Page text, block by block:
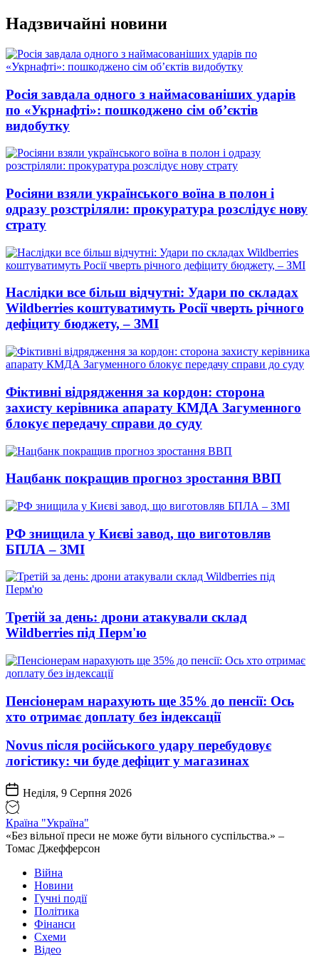
Перейти
до
вмісту
Надзвичайні новини
Росія завдала одного з наймасованіших ударів
по «Укрнафті»: пошкоджено сім об’єктів
видобутку
Росіяни взяли українського воїна в полон і
одразу розстріляли: прокуратура розслідує нову
страту
Наслідки все більш відчутні: Удари по складах
Wildberries коштуватимуть Росії чверть річного
дефіциту бюджету, – ЗМІ
Фіктивні відрядження за кордон: сторона
захисту керівника апарату КМДА Загуменного
блокує передачу справи до суду
Нацбанк покращив прогноз зростання ВВП
РФ знищила у Києві завод, що виготовляв
БПЛА – ЗМІ
Третій за день: дрони атакували склад
Wildberries під Перм'ю
Пенсіонерам нарахують ще 35% до пенсії: Ось
хто отримає доплату без індексації
Novus після російського удару перебудовує
логістику: чи буде дефіцит у магазинах
Неділя, 9 Серпня 2026
Країна "Україна"
«Без вільної преси не може бути вільного суспільства.» –
Томас Джефферсон
Війна
Новини
Гучні події
Політика
Фінанси
Схеми
Відео